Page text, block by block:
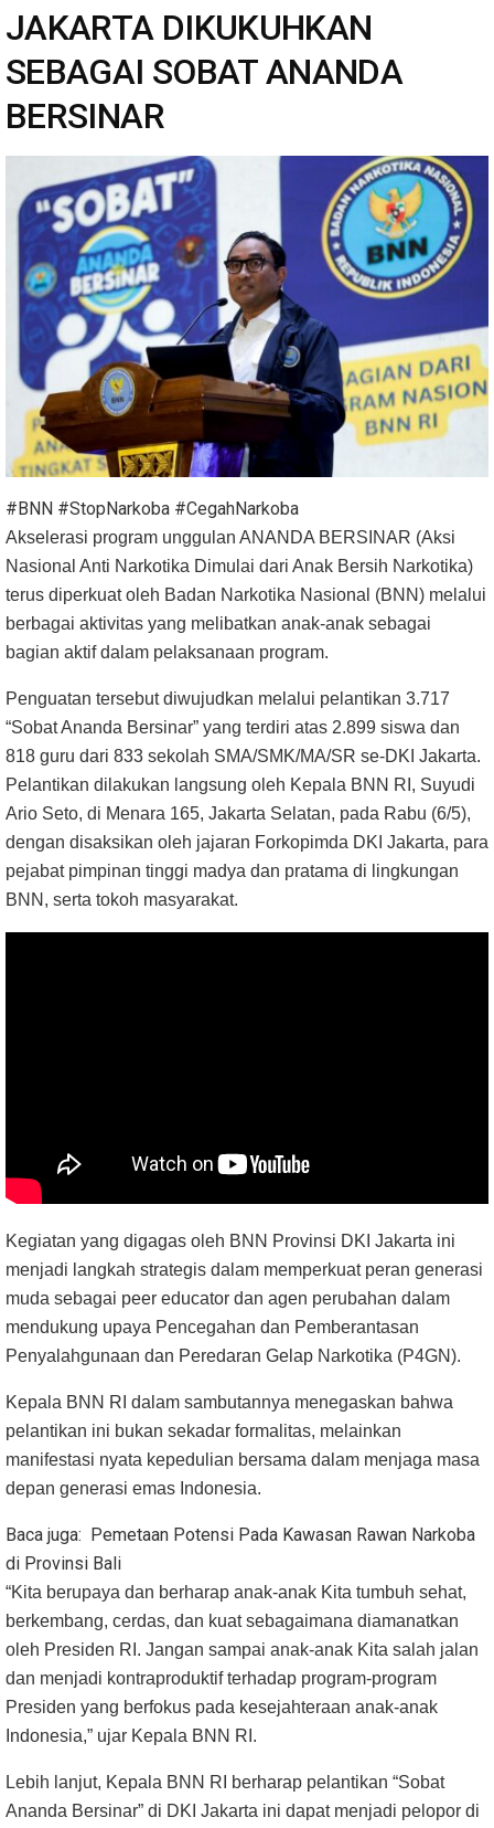
JAKARTA DIKUKUHKAN
SEBAGAI SOBAT ANANDA
BERSINAR
#BNN #StopNarkoba #CegahNarkoba
Akselerasi program unggulan ANANDA BERSINAR (Aksi
Nasional Anti Narkotika Dimulai dari Anak Bersih Narkotika)
terus diperkuat oleh Badan Narkotika Nasional (BNN) melalui
berbagai aktivitas yang melibatkan anak-anak sebagai
bagian aktif dalam pelaksanaan program.
Penguatan tersebut diwujudkan melalui pelantikan 3.717
“Sobat Ananda Bersinar” yang terdiri atas 2.899 siswa dan
818 guru dari 833 sekolah SMA/SMK/MA/SR se-DKI Jakarta.
Pelantikan dilakukan langsung oleh Kepala BNN RI, Suyudi
Ario Seto, di Menara 165, Jakarta Selatan, pada Rabu (6/5),
dengan disaksikan oleh jajaran Forkopimda DKI Jakarta, para
pejabat pimpinan tinggi madya dan pratama di lingkungan
BNN, serta tokoh masyarakat.
Kegiatan yang digagas oleh BNN Provinsi DKI Jakarta ini
menjadi langkah strategis dalam memperkuat peran generasi
muda sebagai peer educator dan agen perubahan dalam
mendukung upaya Pencegahan dan Pemberantasan
Penyalahgunaan dan Peredaran Gelap Narkotika (P4GN).
Kepala BNN RI dalam sambutannya menegaskan bahwa
pelantikan ini bukan sekadar formalitas, melainkan
manifestasi nyata kepedulian bersama dalam menjaga masa
depan generasi emas Indonesia.
Baca juga: Pemetaan Potensi Pada Kawasan Rawan Narkoba
di Provinsi Bali
“Kita berupaya dan berharap anak-anak Kita tumbuh sehat,
berkembang, cerdas, dan kuat sebagaimana diamanatkan
oleh Presiden RI. Jangan sampai anak-anak Kita salah jalan
dan menjadi kontraproduktif terhadap program-program
Presiden yang berfokus pada kesejahteraan anak-anak
Indonesia,” ujar Kepala BNN RI.
Lebih lanjut, Kepala BNN RI berharap pelantikan “Sobat
Ananda Bersinar” di DKI Jakarta ini dapat menjadi pelopor di